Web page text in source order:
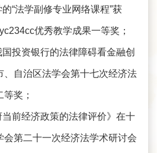
“法学副修专业网络课程”获
优秀教学成果一等奖；
投资银行的法律障碍看金融创
、自治区法学会第十七次经济法
奖；
前经济政策的法律评价》在十
会第二十一次经济法学术研讨会